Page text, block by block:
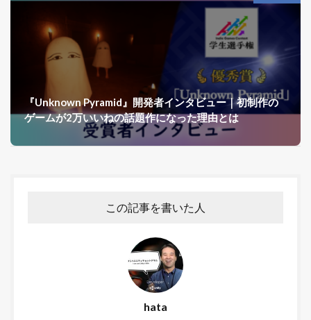
『Unknown Pyramid』開発者インタビュー｜初制作の
ゲームが2万いいねの話題作になった理由とは
この記事を書いた人
hata